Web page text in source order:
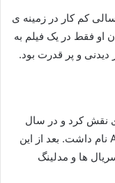
کم کار در زمینه ی
بود. در این زمان او فقط در یک فیلم به
نقش کرد و در سال
2002 منتشرشد، A Bizarre Love Triangle نام داشت. بعد از این
ها و مدلینگ